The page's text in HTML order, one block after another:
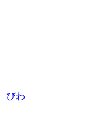
びわ